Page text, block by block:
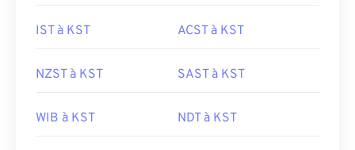
IST à KST ACST à KST
NZST à KST SAST à KST
WIB à KST NDT à KST